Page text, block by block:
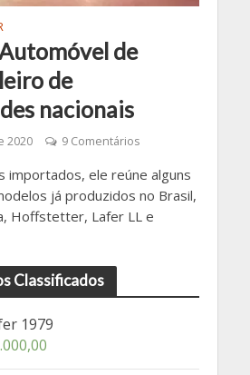
de
de
nacionais
2020 9 Comentários
importados, ele reúne alguns
já produzidos no Brasil,
Hoffstetter, Lafer LL e
Classificados
1979